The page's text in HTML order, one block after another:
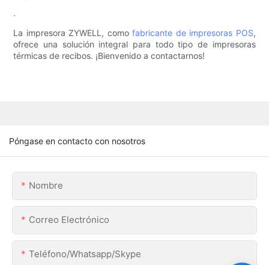
.
La impresora ZYWELL, comofabricante de impresoras POS,
ofrece una solución integral para todo tipo de impresoras
térmicas de recibos. ¡Bienvenido a contactarnos!
Póngase en contacto con nosotros
Nombre
Correo Electrónico
Teléfono/whatsapp/skype